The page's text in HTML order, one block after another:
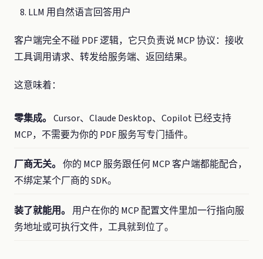
LLM 用自然语言回答用户
客户端完全不碰 PDF 逻辑，它只负责说 MCP 协议：接收
工具调用请求、转发给服务端、返回结果。
这意味着：
零集成。 Cursor、Claude Desktop、Copilot 已经支持
MCP，不需要为你的 PDF 服务写专门插件。
厂商无关。 你的 MCP 服务跟任何 MCP 客户端都能配合，
不绑定某个厂商的 SDK。
装了就能用。 用户在你的 MCP 配置文件里加一行指向服
务地址或可执行文件，工具就到位了。